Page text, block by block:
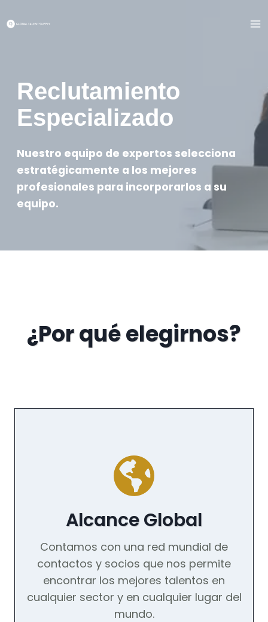
al
Reclutamiento
Especializado
Nuestro equipo de expertos selecciona
estratégicamente a los mejores
profesionales para incorporarlos a su
equipo.
¿Por qué elegirnos?
Alcance Global
Contamos con una red mundial de
contactos y socios que nos permite
encontrar los mejores talentos en
cualquier sector y en cualquier lugar del
mundo.